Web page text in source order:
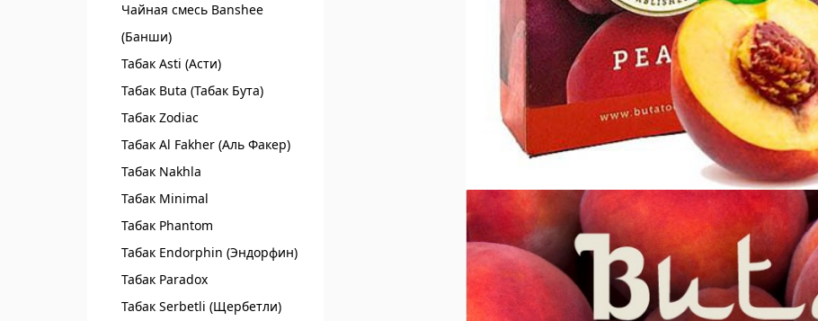
Чайная смесь Banshee
(Банши)
Табак Asti (Асти)
Табак Buta (Табак Бута)
Табак Zodiac
Табак Al Fakher (Аль Факер)
Табак Nakhla
Табак Minimal
Табак Phantom
Табак Endorphin (Эндорфин)
Табак Paradox
Табак Serbetli (Щербетли)